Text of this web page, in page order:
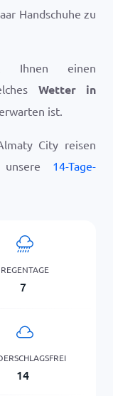
Handschuhe zu
Ihnen einen
Wetter in
ist.
City reisen
14-Tage-
REGENTAGE
7
14